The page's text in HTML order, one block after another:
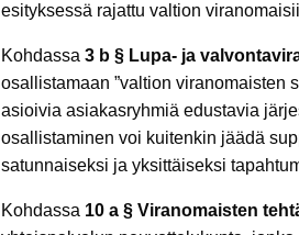
esityksessä rajattu valtion
Kohdassa 3 b § Lupa- ja
osallistamaan ”valtion viranomaisten
asioivia asiakasryhmiä edustavia
osallistaminen voi kuitenkin jäädä
satunnaiseksi ja yksittäiseksi
Kohdassa 10 a § Viranomaisten